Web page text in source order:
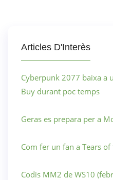
Articles D'Interès
Cyberpunk 2077 baixa a
Buy durant poc temps
Geras es prepara per a
Com fer un fan a Tears
Codis MM2 de WS10